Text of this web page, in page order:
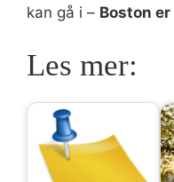
kan gå i – Boston
Les mer: